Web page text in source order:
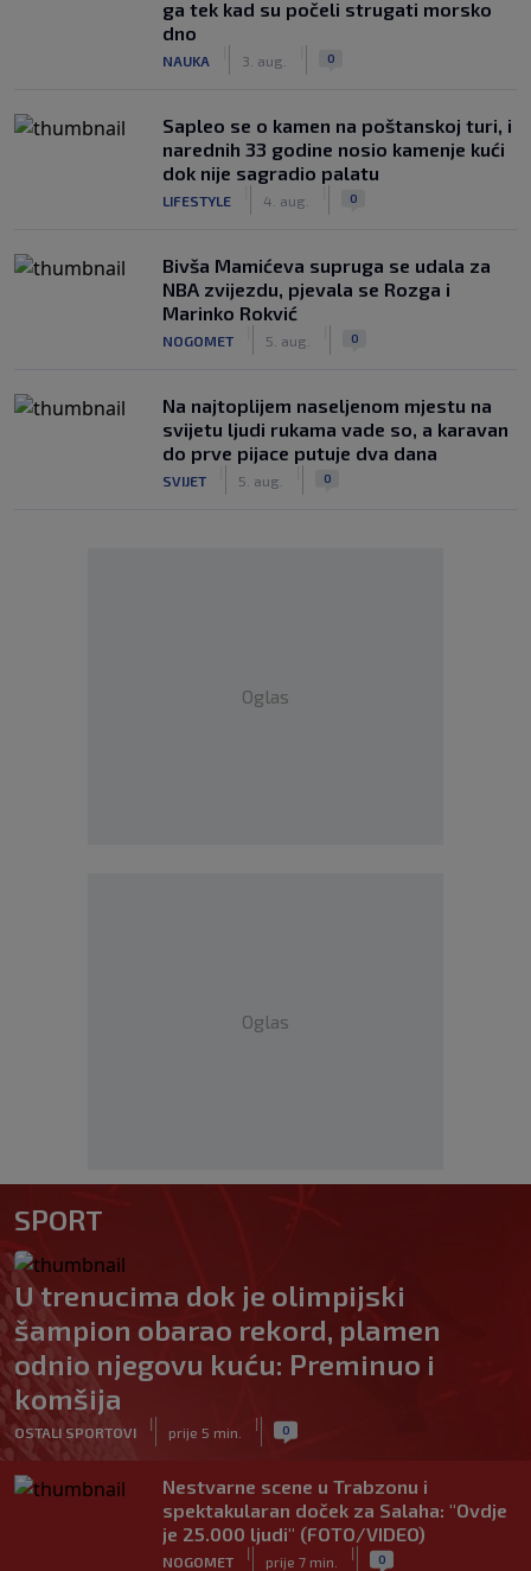
ga tek kad su počeli strugati morsko
dno
NAUKA 3. aug. 0
Saplео se o kamen na poštanskoj turi, i
narednih 33 godine nosio kamenje kući
dok nije sagradio palatu
LIFESTYLE 4. aug. 0
Bivša Mamićeva supruga se udala za
NBA zvijezdu, pjevala se Rozga i
Marinko Rokvić
NOGOMET 5. aug. 0
Na najtoplijem naseljenom mjestu na
svijetu ljudi rukama vade so, a karavan
do prve pijace putuje dva dana
SVIJET 5. aug. 0
Oglas
Oglas
SPORT
U trenucima dok je olimpijski
šampion obarao rekord, plamen
odnio njegovu kuću: Preminuo i
komšija
OSTALI SPORTOVI
|
prije 5 min.
| 0
Nestvarne scene u Trabzonu i
spektakularan doček za Salaha: "Ovdje
je 25.000 ljudi" (FOTO/VIDEO)
NOGOMET
|
prije 7 min.
| 0